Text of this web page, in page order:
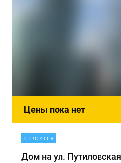
Цены пока нет
СТРОИТСЯ
Дом на ул. Путиловская